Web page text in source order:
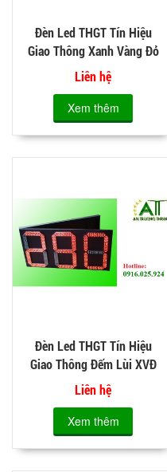
Đèn Led THGT Tín Hiệu
Giao Thông Xanh Vàng Đỏ
Phi 300
Liên hệ
Xem thêm
Đèn Led THGT Tín Hiệu
Giao Thông Đếm Lùi XVĐ
D600x800
Liên hệ
Xem thêm